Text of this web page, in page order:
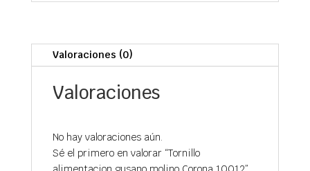
Valoraciones (0)
Valoraciones
No hay valoraciones aún.
Sé el primero en valorar “Tornillo